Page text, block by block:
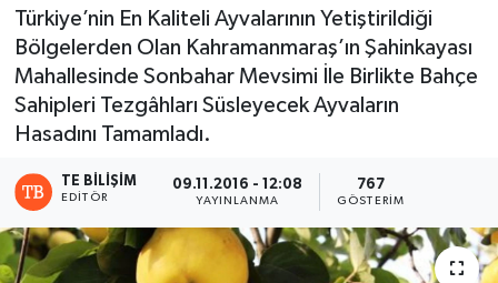
Türkiye’nin En Kaliteli Ayvalarının Yetiştirildiği
Bölgelerden Olan Kahramanmaraş’ın Şahinkayası
Mahallesinde Sonbahar Mevsimi İle Birlikte Bahçe
Sahipleri Tezgâhları Süsleyecek Ayvaların
Hasadını Tamamladı.
TE BILIŞIM
EDITÖR
09.11.2016 - 12:08
YAYINLANMA
767
GÖSTERIM
Tüm Manşetler
Son Dakika Haberleri
Haber Arşivi